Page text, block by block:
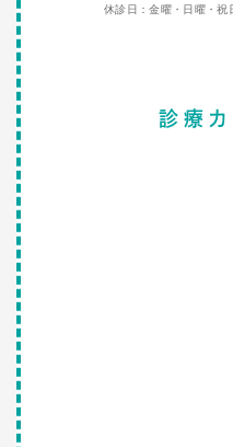
休診日：金曜・日曜・祝
診療